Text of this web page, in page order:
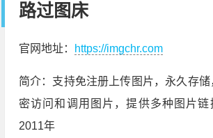
路过图床
官网地址： https://imgchr.com
简介：支持免注册上传图片，永久存
密访问和调用图片，提供多种图片
2011年